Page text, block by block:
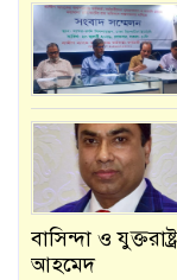
বাসিন্দা ও
আহমেদ